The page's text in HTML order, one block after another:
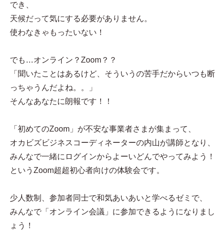
でき、
天候だって気にする必要がありません。
使わなきゃもったいない！
でも…オンライン？Zoom？？
「聞いたことはあるけど、そういうの苦手だからいつも断
っちゃうんだよね。。」
そんなあなたに朗報です！！
「初めてのZoom」が不安な事業者さまが集まって、
オカビズビジネスコーディネーターの内山が講師となり、
みんなで一緒にログインからよーいどんでやってみよう！
というZoom超超初心者向けの体験会です。
少人数制、参加者同士で和気あいあいと学べるゼミで、
みんなで「オンライン会議」に参加できるようになりまし
ょう！